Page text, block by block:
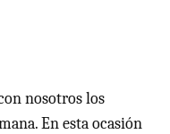
nosotros los
En esta ocasión